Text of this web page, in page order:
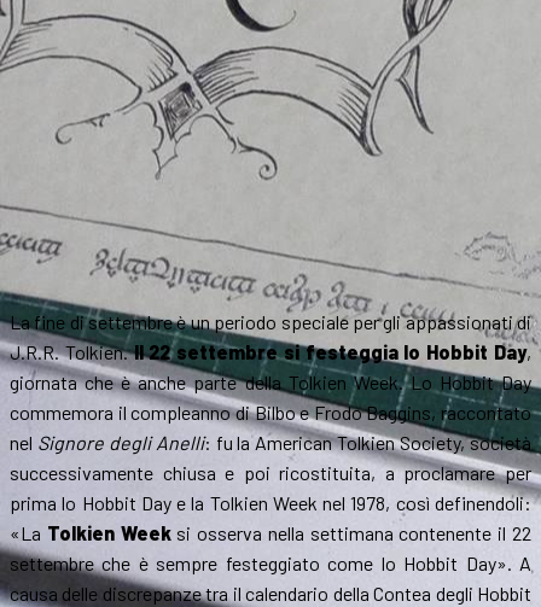
La fine di settembre è un periodo speciale per gli appassionati di
J.R.R. Tolkien.Il 22 settembre si festeggia lo Hobbit Day,
giornata che è anche parte della Tolkien Week. Lo Hobbit Day
commemora il compleanno di Bilbo e Frodo Baggins, raccontato
nel Signore degli Anelli: fu la American Tolkien Society, società
successivamente chiusa e poi ricostituita, a proclamare per
prima lo Hobbit Day e la Tolkien Week nel 1978, così definendoli:
«La Tolkien Weeksi osserva nella settimana contenente il 22
settembre che è sempre festeggiato come lo Hobbit Day». A
causa delle discrepanze tra il calendario della Contea degli Hobbit